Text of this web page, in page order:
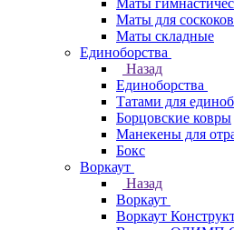
Маты
Маты для соскоков
Маты складные
Единоборства
Назад
Единоборства
Татами для
Борцовские ковры
Манекены для
Бокс
Воркаут
Назад
Воркаут
Воркаут